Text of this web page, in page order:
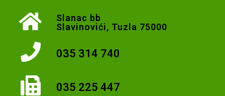
Slanac bb
Slavinovići, Tuzla 75000
035 314 740
035 225 447